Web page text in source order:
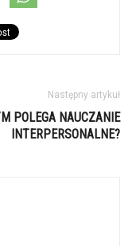
Następny artykuł
POLEGA NAUCZANIE
INTERPERSONALNE?